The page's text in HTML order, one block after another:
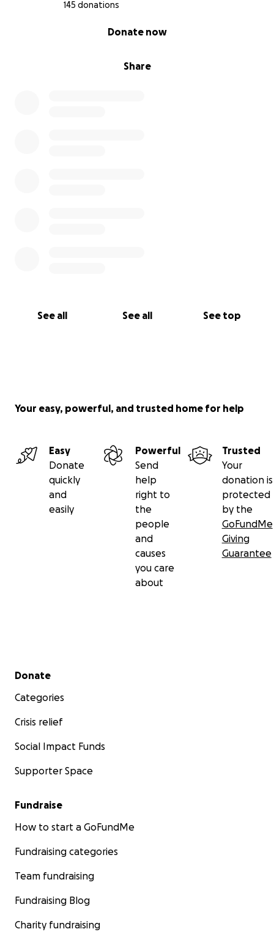
145 donations
Share
Donate now
See all See all See top
Your easy, powerful, and trusted home for help
Easy
Donate
quickly
and
easily
Powerful
Send
help
right to
the
people
and
causes
you care
about
Trusted
Your
donation is
protected
by the
GoFundMe
Giving
Guarantee
Secondary menu
Donate
Categories
Crisis relief
Social Impact Funds
Supporter Space
Fundraise
How to start a GoFundMe
Fundraising categories
Team fundraising
Fundraising Blog
Charity fundraising